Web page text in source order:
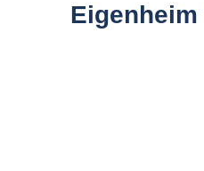
Eigenheim